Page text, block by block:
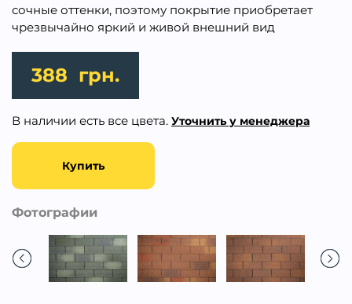
сочные оттенки, поэтому покрытие приобретает
чрезвычайно яркий и живой внешний вид
388 грн.
В наличии есть все цвета. Уточнить у менеджера
Купить
Фотографии